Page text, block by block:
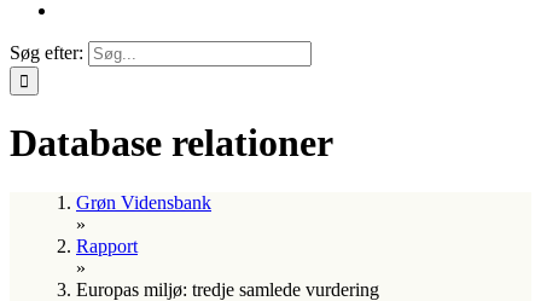
Søg efter:
Database relationer
Grøn Vidensbank
»
Rapport
»
Europas miljø: tredje samlede vurdering